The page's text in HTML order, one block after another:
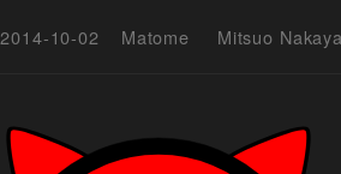
2014-10-02 Matome Mitsuo